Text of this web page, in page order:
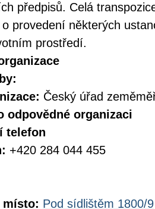
předpisů. Celá
provedení některých
prostředí.
Český úřad
odpovědné organizaci
telefon
+420 284 044 455
místo: Pod sídlištěm 1800/9